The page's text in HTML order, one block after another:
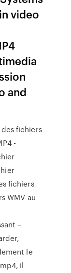
video
and
fichiers
-
fichiers
WMV au
–
le
il